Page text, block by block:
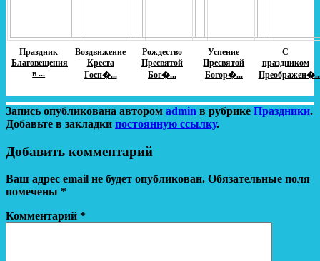
Праздник
Благовещения
в ...
Воздвижение
Креста
Госп�...
Рождество
Пресвятой
Бог�...
Успение
Пресвятой
Богор�...
С
праздником
Запись опубликована автором admin в рубрике Праздники.
Добавьте в закладки постоянную ссылку.
Добавить комментарий
Ваш адрес email не будет опубликован. Обязательные поля
помечены *
Комментарий *